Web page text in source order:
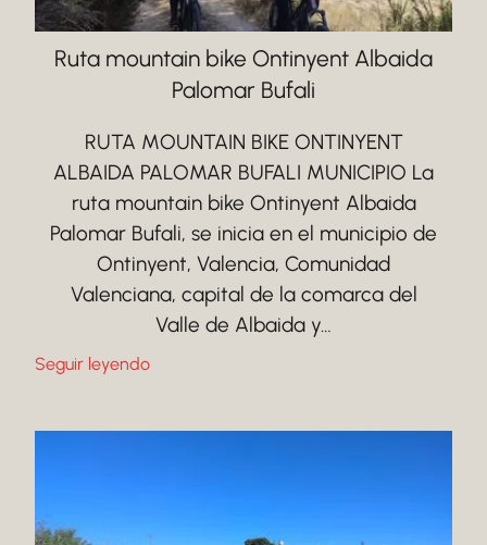
Ruta mountain bike Ontinyent Albaida
Palomar Bufali
RUTA MOUNTAIN BIKE ONTINYENT
ALBAIDA PALOMAR BUFALI MUNICIPIO La
ruta mountain bike Ontinyent Albaida
Palomar Bufali, se inicia en el municipio de
Ontinyent, Valencia, Comunidad
Valenciana, capital de la comarca del
Valle de Albaida y…
Seguir leyendo